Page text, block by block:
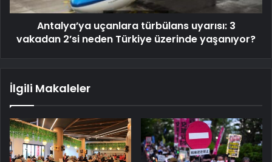
Antalya’ya uçanlara türbülans uyarısı: 3
vakadan 2’si neden Türkiye üzerinde yaşanıyor?
İlgili Makaleler